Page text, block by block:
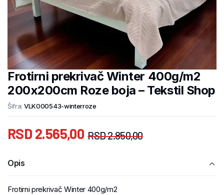
Frotirni prekrivač Winter 400g/m2
200x200cm Roze boja – Tekstil Shop
Šifra: VLK000543-winterroze
RSD2.850,00
RSD 2.565,00
Opis
Frotirni prekrivač Winter 400g/m2